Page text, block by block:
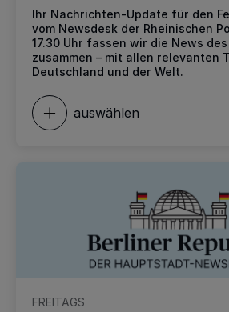
Ihr Nachrichten-Update für den
vom Newsdesk der Rheinischen
17.30 Uhr fassen wir die News
zusammen – mit allen relevanten
Deutschland und der Welt.
auswählen
FREITAGS